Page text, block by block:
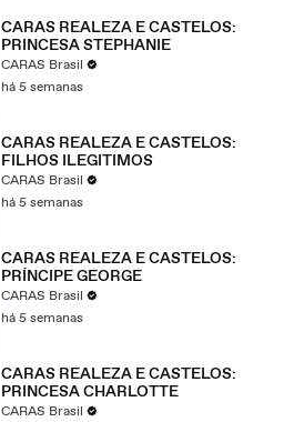
CARAS REALEZA E CASTELOS:
PRINCESA STEPHANIE
CARAS Brasil
há 5 semanas
CARAS REALEZA E CASTELOS:
FILHOS ILEGITIMOS
CARAS Brasil
há 5 semanas
CARAS REALEZA E CASTELOS:
PRÍNCIPE GEORGE
CARAS Brasil
há 5 semanas
CARAS REALEZA E CASTELOS:
PRINCESA CHARLOTTE
CARAS Brasil